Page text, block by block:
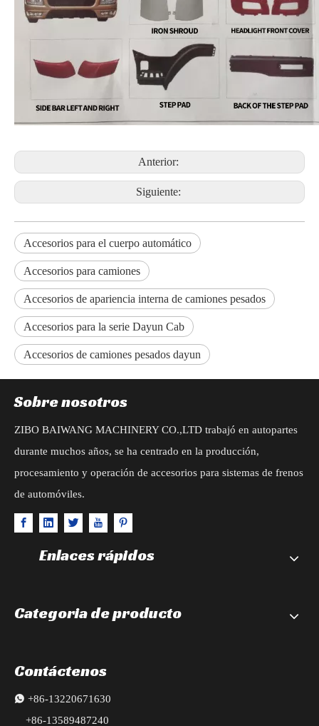
Anterior:
Siguiente:
Accesorios para el cuerpo automático
Accesorios para camiones
Accesorios de apariencia interna de camiones pesados
Accesorios para la serie Dayun Cab
Accesorios de camiones pesados ​​dayun
Sobre nosotros
ZIBO BAIWANG MACHINERY CO.,LTD trabajó en autopartes
durante muchos años, se ha centrado en la producción,
procesamiento y operación de accesorios para sistemas de frenos
de automóviles.
Enlaces rápidos
Categoria de producto
Contáctenos
 +86-13220671630
+86-13589487240